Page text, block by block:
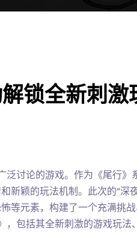
锁全新刺激
讨论的游戏。作为《尾行》
新颖的玩法机制。此次的“深
等元素，构建了一个充满挑
包括其全新刺激的游戏玩法